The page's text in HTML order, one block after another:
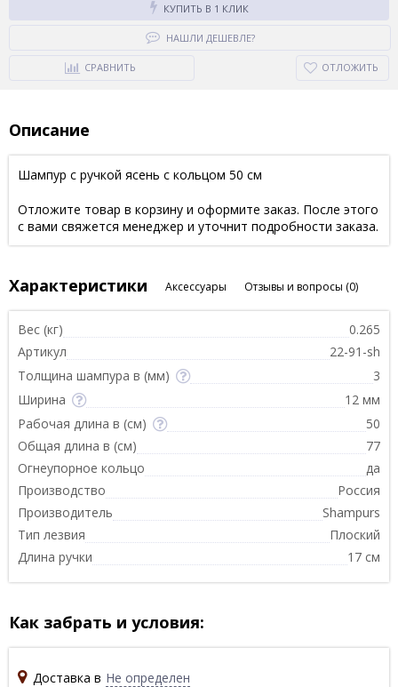
КУПИТЬ В 1 КЛИК
НАШЛИ ДЕШЕВЛЕ?
СРАВНИТЬ ОТЛОЖИТЬ
Описание
Шампур с ручкой ясень с кольцом 50 см
Отложите товар в корзину и оформите заказ. После этого
с вами свяжется менеджер и уточнит подробности заказа.
Характеристики Аксессуары Отзывы и вопросы (0)
Вес (кг)
0.265
Артикул
22-91-sh
Толщина шампура в (мм)
3
Ширина
12 мм
Рабочая длина в (см)
50
Общая длина в (см)
77
Огнеупорное кольцо
да
Производство
Россия
Производитель
Shampurs
Тип лезвия
Плоский
Длина ручки
17 см
Как забрать и условия:
Доставка в Не определен